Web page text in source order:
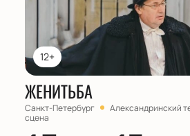
12+
ЖЕНИТЬБА
Санкт-Петербург Александринский
сцена